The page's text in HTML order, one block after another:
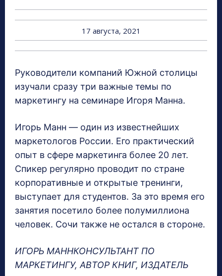
17 августа, 2021
Руководители компаний Южной столицы
изучали сразу три важные темы по
маркетингу на семинаре Игоря Манна.
Игорь Манн — один из известнейших
маркетологов России. Его практический
опыт в сфере маркетинга более 20 лет.
Спикер регулярно проводит по стране
корпоративные и открытые тренинги,
выступает для студентов. За это время его
занятия посетило более полумиллиона
человек. Сочи также не остался в стороне.
ИГОРЬ МАННКОНСУЛЬТАНТ ПО
МАРКЕТИНГУ, АВТОР КНИГ, ИЗДАТЕЛЬ